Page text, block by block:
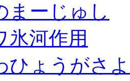
まーじゅし
氷河作用
ひょうがさ